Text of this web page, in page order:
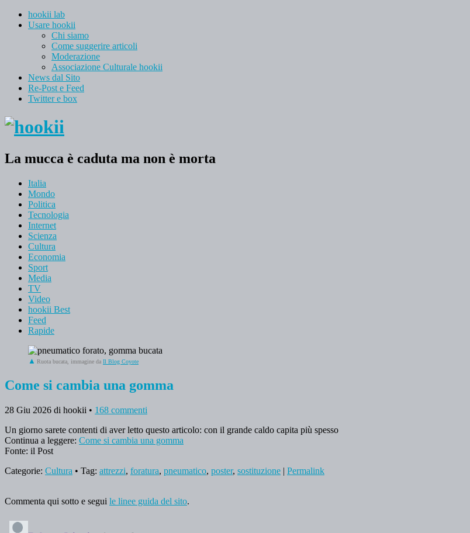
hookii lab
Usare hookii
Chi siamo
Come suggerire articoli
Moderazione
Associazione Culturale hookii
News dal Sito
Re-Post e Feed
Twitter e box
La mucca è caduta ma non è morta
Italia
Mondo
Politica
Tecnologia
Internet
Scienza
Cultura
Economia
Sport
Media
TV
Video
hookii Best
Feed
Rapide
Ruota bucata, immagine da Il Blog Coyote
Come si cambia una gomma
28 Giu 2026 di hookii • 168 commenti
Un giorno sarete contenti di aver letto questo articolo: con il grande caldo capita più spesso
Continua a leggere: Come si cambia una gomma
Fonte: il Post
Categorie: Cultura • Tag: attrezzi, foratura, pneumatico, poster, sostituzione | Permalink
Commenta qui sotto e segui le linee guida del sito.